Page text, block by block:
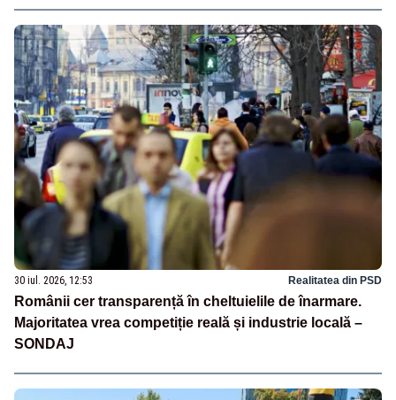
30 iul. 2026, 12:53 Realitatea din PSD
Românii cer transparență în cheltuielile de înarmare.
Majoritatea vrea competiție reală și industrie locală –
SONDAJ